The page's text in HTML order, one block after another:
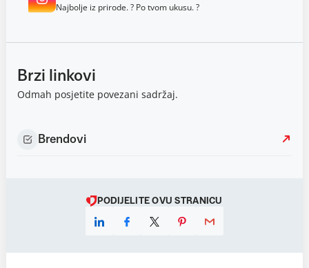
Najbolje iz prirode. ? Po tvom ukusu. ?
Brzi linkovi
Odmah posjetite povezani sadržaj.
Brendovi
PODIJELITE OVU STRANICU